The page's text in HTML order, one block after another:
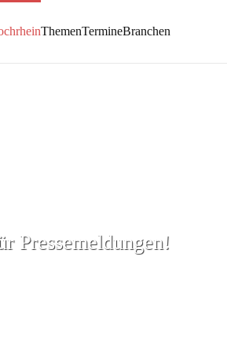
ThemenTermineBranchen
Pressemeldungen!